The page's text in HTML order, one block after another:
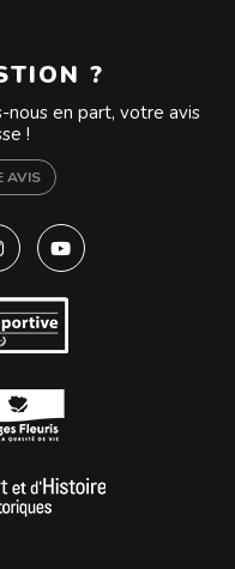
?
nous en part, votre avis
!
AVIS
Facebook
le compte Twitter
vers le compte
Lien vers la chaîne